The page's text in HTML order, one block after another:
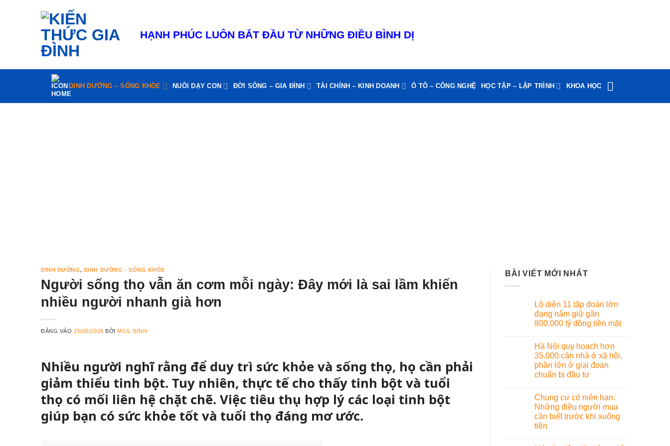
HẠNH PHÚC LUÔN BẮT ĐẦU TỪ NHỮNG ĐIỀU BÌNH DỊ
DINH DƯỠNG – SỐNG KHỎE NUÔI DẠY CON ĐỜI SỐNG – GIA ĐÌNH TÀI CHÍNH – KINH DOANH Ô TÔ – CÔNG NGHỆ HỌC TẬP – LẬP TRÌNH KHOA HỌC
DINH DƯỠNG, DINH DƯỠNG - SỐNG KHỎE
Người sống thọ vẫn ăn cơm mỗi ngày: Đây mới là sai lầm khiến
nhiều người nhanh già hơn
ĐĂNG VÀO25/05/2026 BỞIMSS. BÌNH
Nhiều người nghĩ rằng để duy trì sức khỏe và sống thọ, họ cần phải
giảm thiểu tinh bột. Tuy nhiên, thực tế cho thấy tinh bột và tuổi
thọ có mối liên hệ chặt chẽ. Việc tiêu thụ hợp lý các loại tinh bột
giúp bạn có sức khỏe tốt và tuổi thọ đáng mơ ước.
BÀI VIẾT MỚI NHẤT
Lộ diện 11 tập đoàn lớn
đang nắm giữ gần
800.000 tỷ đồng tiền mặt
Hà Nội quy hoạch hơn
35.000 căn nhà ở xã hội,
phần lớn ở giai đoạn
chuẩn bị đầu tư
Chung cư có niên hạn:
Những điều người mua
cần biết trước khi xuống
tiền